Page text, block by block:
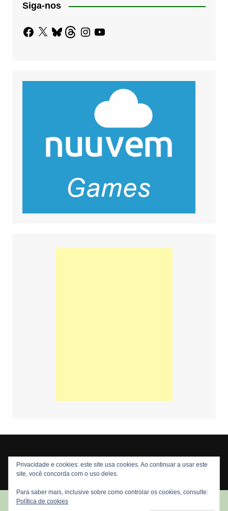
Siga-nos
Facebook
X BlueskyThreadsInstagram
YouTube
Copyright © 2026 Nós Nerds. Todos os direitos reservados
Privacidade e cookies: este site usa cookies. Ao continuar a usar este
site, você concorda com o uso deles.
Para saber mais, inclusive sobre como controlar os cookies, consulte:
Política de cookies